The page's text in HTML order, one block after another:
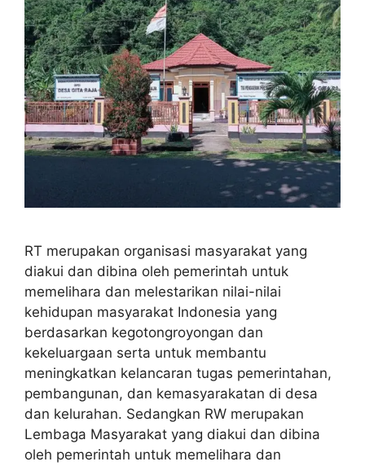
RT merupakan organisasi masyarakat yang
diakui dan dibina oleh pemerintah untuk
memelihara dan melestarikan nilai-nilai
kehidupan masyarakat Indonesia yang
berdasarkan kegotongroyongan dan
kekeluargaan serta untuk membantu
meningkatkan kelancaran tugas pemerintahan,
pembangunan, dan kemasyarakatan di desa
dan kelurahan. Sedangkan RW merupakan
Lembaga Masyarakat yang diakui dan dibina
oleh pemerintah untuk memelihara dan